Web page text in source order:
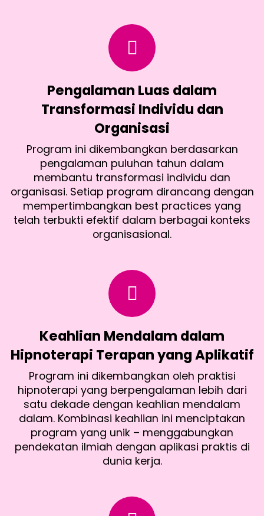
Pengalaman Luas dalam
Transformasi Individu dan
Organisasi
Program ini dikembangkan berdasarkan
pengalaman puluhan tahun dalam
membantu transformasi individu dan
organisasi. Setiap program dirancang dengan
mempertimbangkan best practices yang
telah terbukti efektif dalam berbagai konteks
organisasional.
Keahlian Mendalam dalam
Hipnoterapi Terapan yang Aplikatif
Program ini dikembangkan oleh praktisi
hipnoterapi yang berpengalaman lebih dari
satu dekade dengan keahlian mendalam
dalam. Kombinasi keahlian ini menciptakan
program yang unik – menggabungkan
pendekatan ilmiah dengan aplikasi praktis di
dunia kerja.